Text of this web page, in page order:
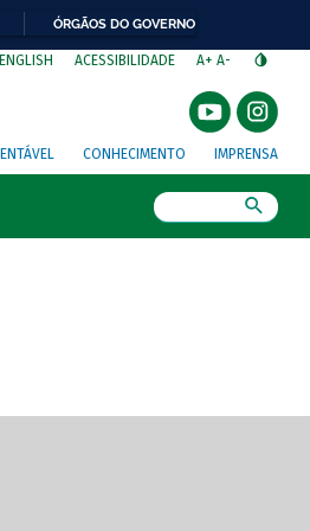
ÓRGÃOS DO GOVERNO
ENGLISH ACESSIBILIDADE A+ A-
CONHECIMENTO IMPRENSA